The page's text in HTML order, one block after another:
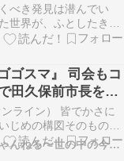
では署名活動が
とは【政治】
べき発見は潜んでい
世界が、ふとしたきっ
ンテンツは、そんな隠
と誘う。既成概念を揺
きを提供しよう。 田
ゴスマ』 司会もコ
田久保前市長を嘲
ライン） 皆でかさに
じめの構図そのものだ
系『ゴゴスマ』 司
で田久保前市長を嘲
爆速ニュースちゃんねる〜世の中の今がまるわかり〜